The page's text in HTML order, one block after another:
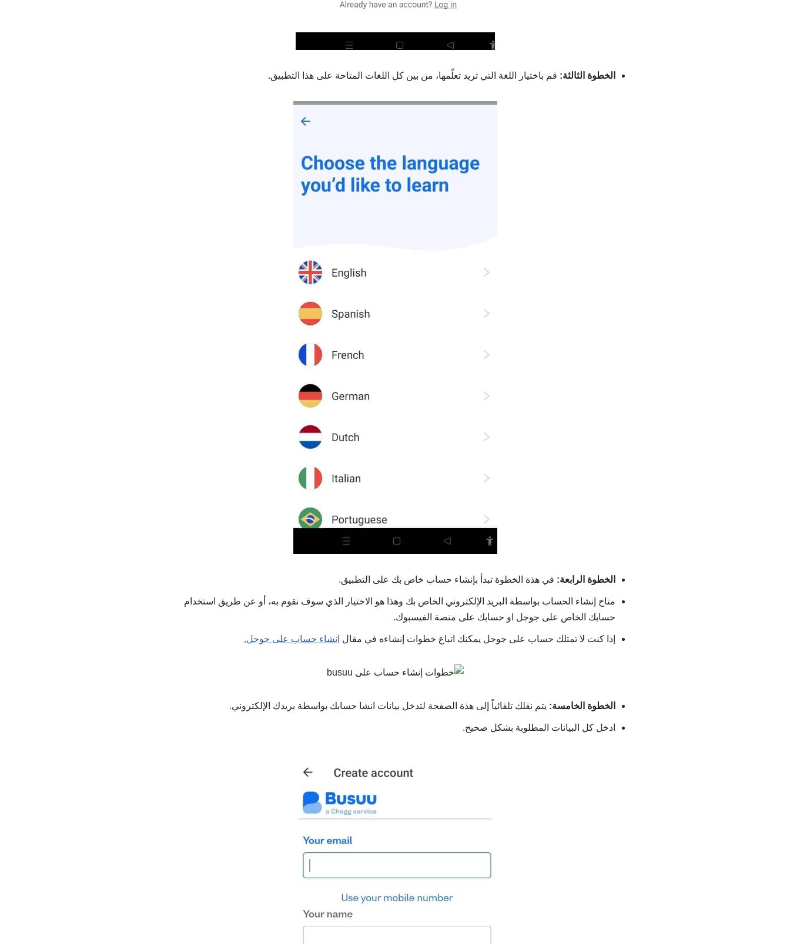
الخطوة الثالثة: قم باختيار اللغة التي تريد تعلّمها، من بين كل اللغات المتاحة على هذا التطبيق.
الخطوة الرابعة: في هذة الخطوة تبدأ بإنشاء حساب خاص بك على التطبيق.
متاح إنشاء الحساب بواسطة البريد الإلكتروني الخاص بك وهذا هو الاختيار الذي سوف نقوم به، أو عن طريق استخدام
حسابك الخاص على جوجل او حسابك على منصة الفيسبوك.
إذا كنت لا تمتلك حساب على جوجل يمكنك اتباع خطوات إنشاءه في مقال انشاء حساب على جوجل.
الخطوة الخامسة: يتم نقلك تلقائياً إلى هذة الصفحة لتدخل بيانات انشا حسابك بواسطة بريدك الإلكتروني.
ادخل كل البيانات المطلوبة بشكل صحيح.